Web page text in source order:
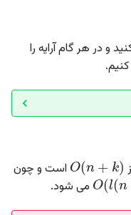
و در هر گام آرایه را
O( k)
است و چون
O(l(n
می شود.